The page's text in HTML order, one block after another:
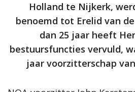
Holland te Nijkerk,
benoemd tot Erelid van
dan 25 jaar heeft
bestuursfuncties vervuld,
jaar voorzitterschap